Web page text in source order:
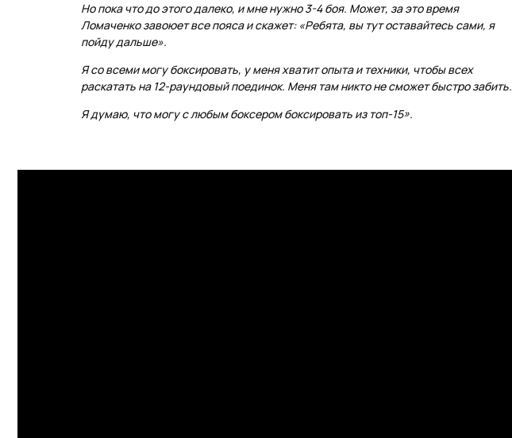
Но пока что до этого далеко, и мне нужно 3-4 боя. Может, за это время
Ломаченко завоюет все пояса и скажет: «Ребята, вы тут оставайтесь сами, я
пойду дальше».
Я со всеми могу боксировать, у меня хватит опыта и техники, чтобы всех
раскатать на 12-раундовый поединок. Меня там никто не сможет быстро забить.
Я думаю, что могу с любым боксером боксировать из топ-15».